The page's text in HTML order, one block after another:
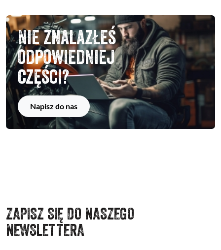
Nie znalazłeś
odpowiedniej
części?
Napisz do nas
ZAPISZ SIĘ DO NASZEGO
NEWSLETTERA